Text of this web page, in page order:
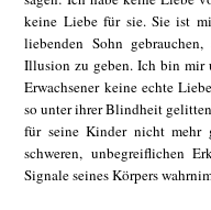
keine Liebe für sie. Sie ist
liebenden Sohn
Illusion zu geben. Ich bin mir
Erwachsener keine echte
so unter ihrer Blindheit
für seine Kinder nicht
schweren, unbegreiflichen
Signale seines Körpers